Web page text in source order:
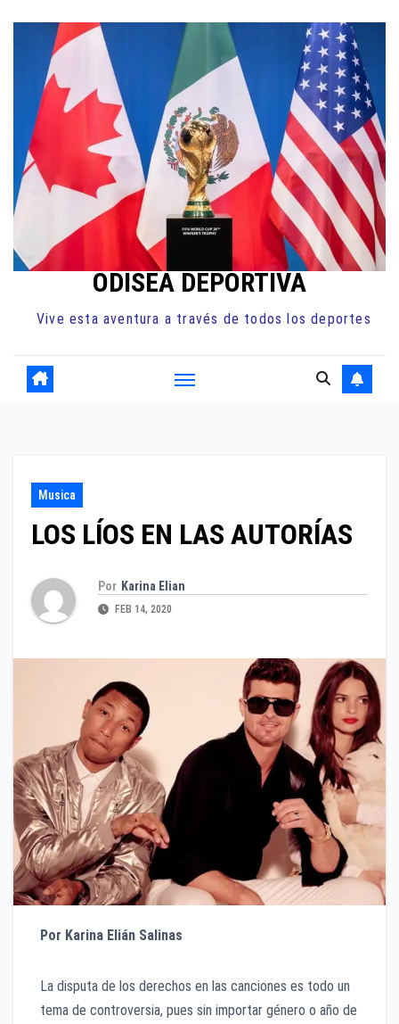
contenido
ODISEA DEPORTIVA
Vive esta aventura a través de todos los deportes
Musica
LOS LÍOS EN LAS AUTORÍAS
Por Karina Elian
FEB 14, 2020
Por Karina Elián Salinas
La disputa de los derechos en las canciones es todo un
tema de controversia, pues sin importar género o año de